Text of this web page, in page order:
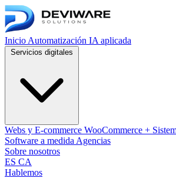
Inicio Automatización IA aplicada
Webs y E-commerce WooCommerce +
Software a medida Agencias
Sobre nosotros
ES CA
Hablemos